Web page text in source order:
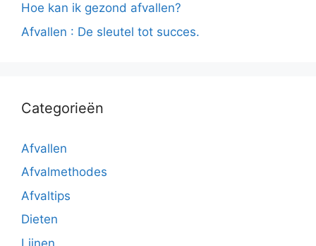
Hoe kan ik gezond afvallen?
Afvallen : De sleutel tot succes.
Categorieën
Afvallen
Afvalmethodes
Afvaltips
Dieten
Lijnen